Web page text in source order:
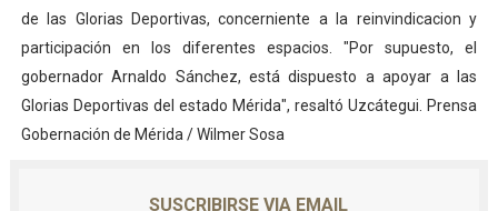
de las Glorias Deportivas, concerniente a la reinvindicacion y
participación en los diferentes espacios. "Por supuesto, el
gobernador Arnaldo Sánchez, está dispuesto a apoyar a las
Glorias Deportivas del estado Mérida", resaltó Uzcátegui. Prensa
Gobernación de Mérida / Wilmer Sosa
SUSCRIBIRSE VIA EMAIL